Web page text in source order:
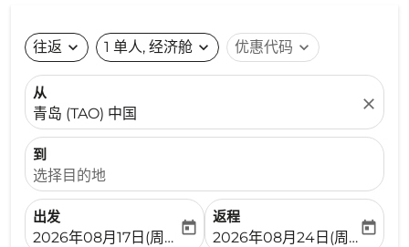
往返 expand_more 1 单人, 经济舱 expand_more 优惠代码 expand_more
从
青岛 (TAO) 中国
close
到
选择目的地
出发
fc-booking-departure-date-aria-label
2026年08月17日(周一)
today
返程
fc-booking-return-date-
2026年08月24日(周一)
today